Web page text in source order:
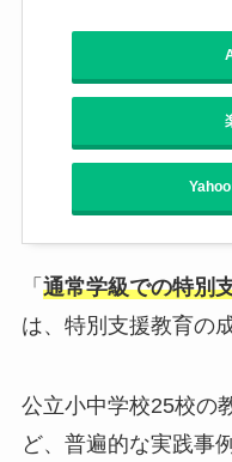
「 通常学級での特別
は、特別支援教育の
公立小中学校25校の
ど、普遍的な実践事